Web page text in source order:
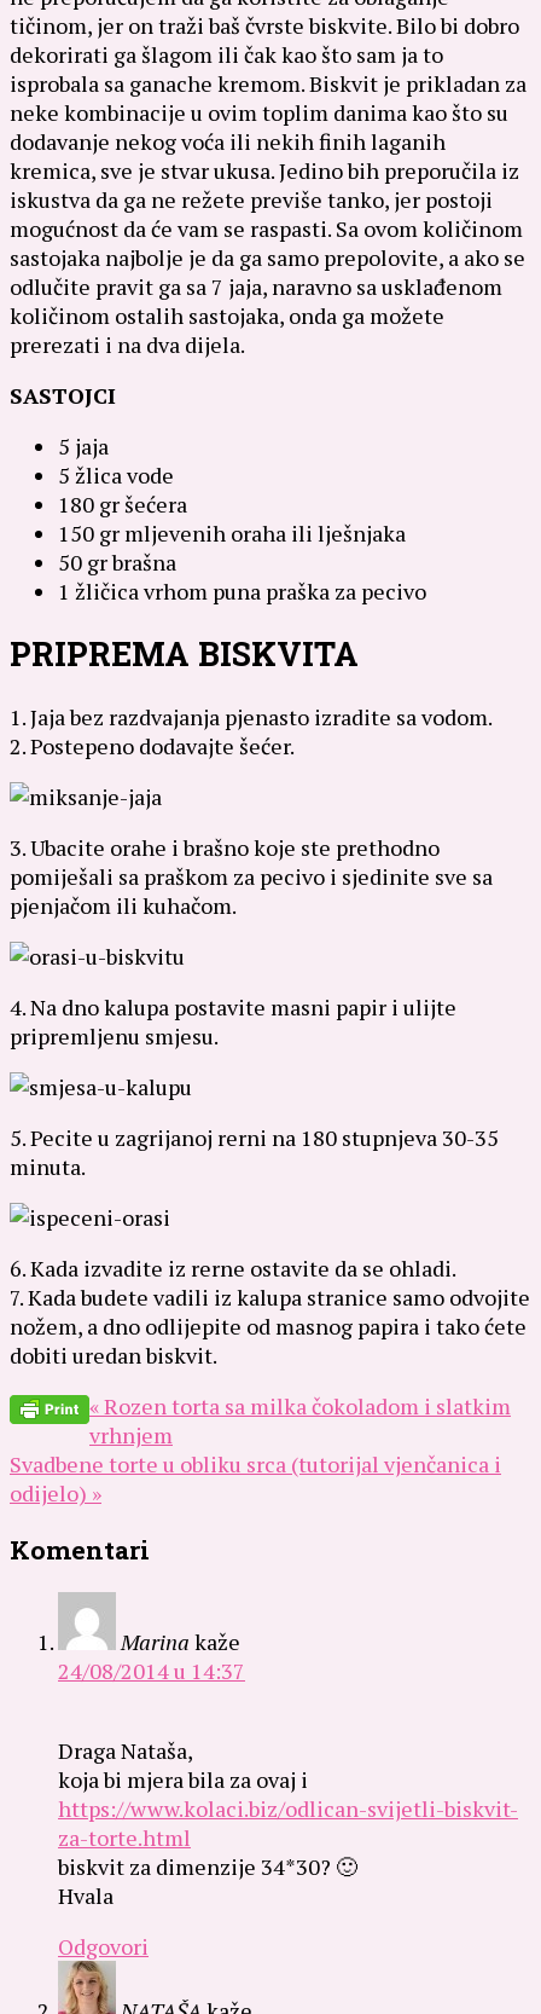
tičinom, jer on traži baš čvrste biskvite. Bilo bi dobro
dekorirati ga šlagom ili čak kao što sam ja to
isprobala sa ganache kremom. Biskvit je prikladan za
neke kombinacije u ovim toplim danima kao što su
dodavanje nekog voća ili nekih finih laganih
kremica, sve je stvar ukusa. Jedino bih preporučila iz
iskustva da ga ne režete previše tanko, jer postoji
mogućnost da će vam se raspasti. Sa ovom količinom
sastojaka najbolje je da ga samo prepolovite, a ako se
odlučite pravit ga sa 7 jaja, naravno sa usklađenom
količinom ostalih sastojaka, onda ga možete
prerezati i na dva dijela.
SASTOJCI
5 jaja
5 žlica vode
180 gr šećera
150 gr mljevenih oraha ili lješnjaka
50 gr brašna
1 žličica vrhom puna praška za pecivo
PRIPREMA BISKVITA
1. Jaja bez razdvajanja pjenasto izradite sa vodom.
2. Postepeno dodavajte šećer.
3. Ubacite orahe i brašno koje ste prethodno
pomiješali sa praškom za pecivo i sjedinite sve sa
pjenjačom ili kuhačom.
4. Na dno kalupa postavite masni papir i ulijte
pripremljenu smjesu.
5. Pecite u zagrijanoj rerni na 180 stupnjeva 30-35
minuta.
6. Kada izvadite iz rerne ostavite da se ohladi.
7. Kada budete vadili iz kalupa stranice samo odvojite
nožem, a dno odlijepite od masnog papira i tako ćete
dobiti uredan biskvit.
« Rozen torta sa milka čokoladom i slatkim
vrhnjem
Svadbene torte u obliku srca (tutorijal vjenčanica i
odijelo) »
Komentari
Marina kaže
24/08/2014 u 14:37
Draga Nataša,
koja bi mjera bila za ovaj i
https://www.kolaci.biz/odlican-svijetli-biskvit-
za-torte.html
biskvit za dimenzije 34*30? 🙂
Hvala
Odgovori